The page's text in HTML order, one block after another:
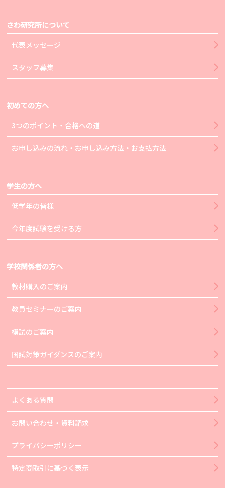
さわ研究所について
代表メッセージ
スタッフ募集
初めての方へ
3つのポイント・合格への道
お申し込みの流れ・お申し込み方法・お支払方法
学生の方へ
低学年の皆様
今年度試験を受ける方
学校関係者の方へ
教材購入のご案内
教員セミナーのご案内
模試のご案内
国試対策ガイダンスのご案内
よくある質問
お問い合わせ・資料請求
プライバシーポリシー
特定商取引に基づく表示